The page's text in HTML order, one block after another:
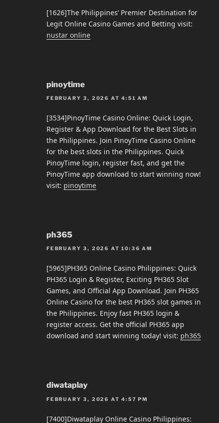
[1626]The Philippines’ Premier Destination for
Legit Online Casino Games and Betting visit:
nustar online
pinoytime
FEBRUARY 3, 2026 AT 4:51 AM
[3534]PinoyTime Casino Online: Quick Login,
Register & App Download for the Best Slots in
the Philippines. Join PinoyTime Casino Online
for the best slots in the Philippines. Quick
PinoyTime login, register fast, and get the
PinoyTime app download to start winning now!
visit: pinoytime
ph365
FEBRUARY 3, 2026 AT 10:36 AM
[5965]PH365 Online Casino Philippines: Quick
PH365 Login & Register, Exciting PH365 Slot
Games, and Official App Download. Join PH365
Online Casino for the best PH365 slot games in
the Philippines. Enjoy fast PH365 login &
register access. Get the official PH365 app
download and start winning today! visit: ph365
diwataplay
FEBRUARY 3, 2026 AT 4:57 PM
[7400]Diwataplay Online Casino Philippines: